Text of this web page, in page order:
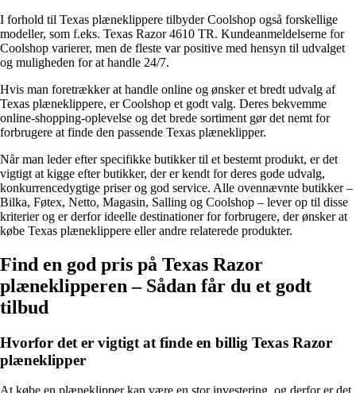
I forhold til Texas plæneklippere tilbyder Coolshop også forskellige
modeller, som f.eks. Texas Razor 4610 TR. Kundeanmeldelserne for
Coolshop varierer, men de fleste var positive med hensyn til udvalget
og muligheden for at handle 24/7.
Hvis man foretrækker at handle online og ønsker et bredt udvalg af
Texas plæneklippere, er Coolshop et godt valg. Deres bekvemme
online-shopping-oplevelse og det brede sortiment gør det nemt for
forbrugere at finde den passende Texas plæneklipper.
Når man leder efter specifikke butikker til et bestemt produkt, er det
vigtigt at kigge efter butikker, der er kendt for deres gode udvalg,
konkurrencedygtige priser og god service. Alle ovennævnte butikker –
Bilka, Føtex, Netto, Magasin, Salling og Coolshop – lever op til disse
kriterier og er derfor ideelle destinationer for forbrugere, der ønsker at
købe Texas plæneklippere eller andre relaterede produkter.
Find en god pris på Texas Razor
plæneklipperen – Sådan får du et godt
tilbud
Hvorfor det er vigtigt at finde en billig Texas Razor
plæneklipper